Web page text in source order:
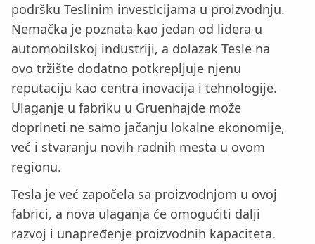
podršku Teslinim investicijama u proizvodnju.
Nemačka je poznata kao jedan od lidera u
automobilskoj industriji, a dolazak Tesle na
ovo tržište dodatno potkrepljuje njenu
reputaciju kao centra inovacija i tehnologije.
Ulaganje u fabriku u Gruenhajde može
doprineti ne samo jačanju lokalne ekonomije,
već i stvaranju novih radnih mesta u ovom
regionu.
Tesla je već započela sa proizvodnjom u ovoj
fabrici, a nova ulaganja će omogućiti dalji
razvoj i unapređenje proizvodnih kapaciteta.